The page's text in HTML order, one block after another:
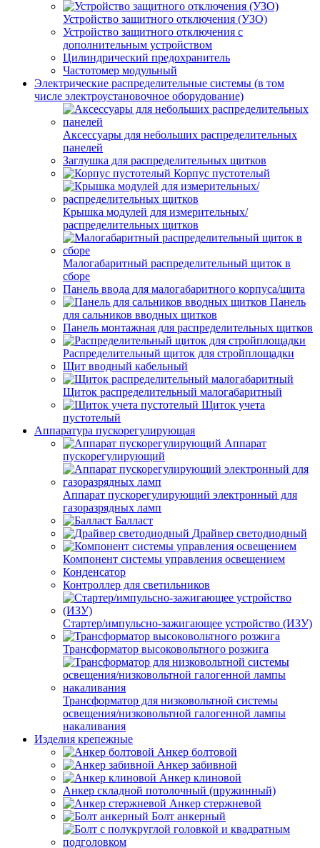
Устройство защитного отключения (УЗО)
Устройство защитного отключения с
дополнительным устройством
Цилиндрический предохранитель
Частотомер модульный
Электрические распределительные системы (в том
числе электроустановочное оборудование)
Аксессуары для небольших распределительных
панелей
Заглушка для распределительных щитков
Корпус пустотелый
Крышка модулей для измерительных/
распределительных щитков
Малогабаритный распределительный щиток в
сборе
Панель ввода для малогабаритного корпуса/щита
Панель
для сальников вводных щитков
Панель монтажная для распределительных щитков
Распределительный щиток для стройплощадки
Щит вводный кабельный
Щиток распределительный малогабаритный
Щиток учета
пустотелый
Аппаратура пускорегулирующая
Аппарат
пускорегулирующий
Аппарат пускорегулирующий электронный для
газоразрядных ламп
Балласт
Драйвер светодиодный
Компонент системы управления освещением
Конденсатор
Контроллер для светильников
Стартер/импульсно-зажигающее устройство (ИЗУ)
Трансформатор высоковольтного розжига
Трансформатор для низковольтной системы
освещения/низковольтной галогенной лампы
накаливания
Изделия крепежные
Анкер болтовой
Анкер забивной
Анкер клиновой
Анкер складной потолочный (пружинный)
Анкер стержневой
Болт анкерный